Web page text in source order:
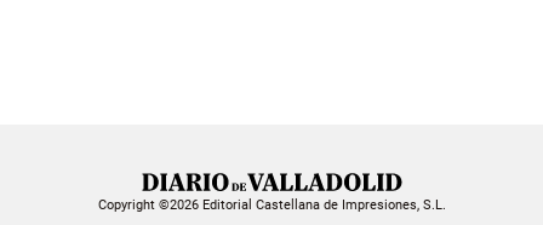
Copyright ©2026 Editorial Castellana de Impresiones, S.L.